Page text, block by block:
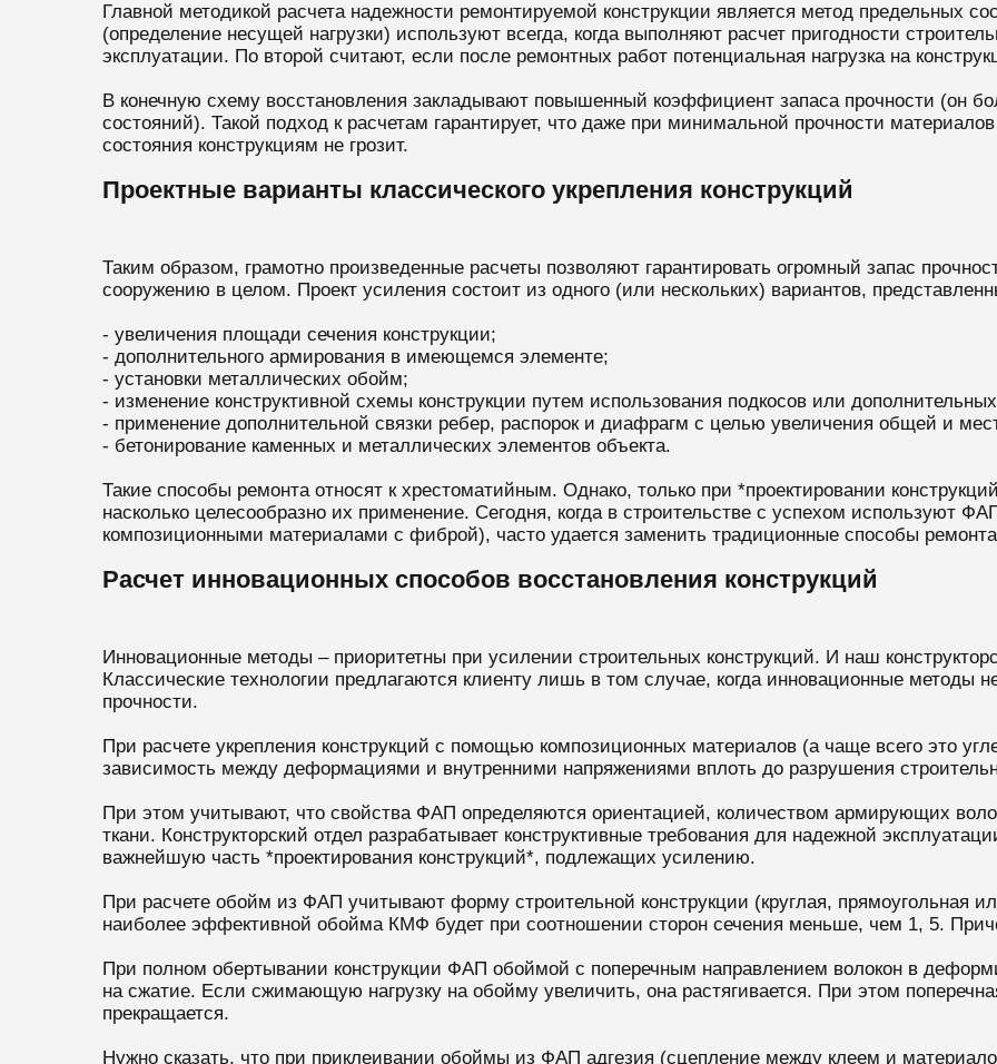
Главной методикой расчета надежности ремонтируемой конструкции является метод предельных
(определение несущей нагрузки) используют всегда, когда выполняют расчет пригодности
эксплуатации. По второй считают, если после ремонтных работ потенциальная нагрузка на
В конечную схему восстановления закладывают повышенный коэффициент запаса прочности (он
состояний). Такой подход к расчетам гарантирует, что даже при минимальной прочности
состояния конструкциям не грозит.
Проектные варианты классического укрепления конструкций
Таким образом, грамотно произведенные расчеты позволяют гарантировать огромный запас
сооружению в целом. Проект усиления состоит из одного (или нескольких) вариантов,
- увеличения площади сечения конструкции;
- дополнительного армирования в имеющемся элементе;
- установки металлических обойм;
- изменение конструктивной схемы конструкции путем использования подкосов или
- применение дополнительной связки ребер, распорок и диафрагм с целью увеличения общей и
- бетонирование каменных и металлических элементов объекта.
Такие способы ремонта относят к хрестоматийным. Однако, только при *проектировании
насколько целесообразно их применение. Сегодня, когда в строительстве с успехом используют
композиционными материалами с фиброй), часто удается заменить традиционные способы
Расчет инновационных способов восстановления конструкций
Инновационные методы – приоритетны при усилении строительных конструкций. И наш
Классические технологии предлагаются клиенту лишь в том случае, когда инновационные методы
прочности.
При расчете укрепления конструкций с помощью композиционных материалов (а чаще всего это
зависимость между деформациями и внутренними напряжениями вплоть до разрушения
При этом учитывают, что свойства ФАП определяются ориентацией, количеством армирующих
ткани. Конструкторский отдел разрабатывает конструктивные требования для надежной
важнейшую часть *проектирования конструкций*, подлежащих усилению.
При расчете обойм из ФАП учитывают форму строительной конструкции (круглая, прямоугольная
наиболее эффективной обойма КМФ будет при соотношении сторон сечения меньше, чем 1, 5.
При полном обертывании конструкции ФАП обоймой с поперечным направлением волокон в
на сжатие. Если сжимающую нагрузку на обойму увеличить, она растягивается. При этом
прекращается.
Нужно сказать, что при приклеивании обоймы из ФАП адгезия (сцепление между клеем и